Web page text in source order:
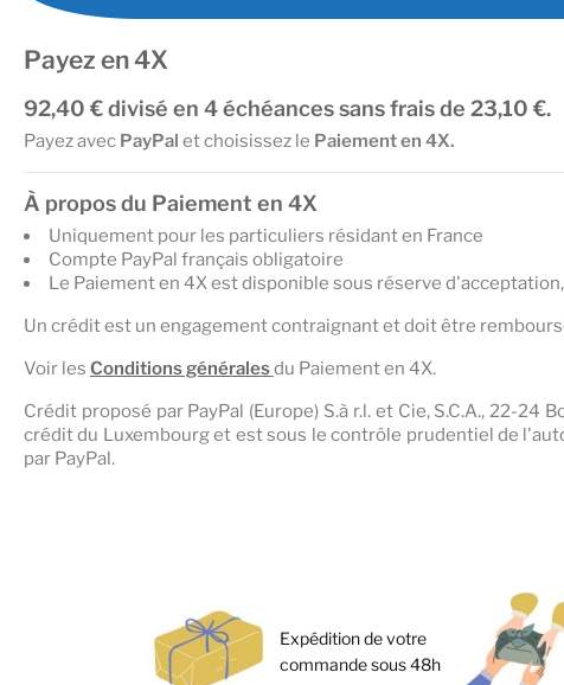
Payez en 4X
92,40 € divisé en 4 échéances sans frais de 23,10 €.
Payez avec PayPal et choisissez le Paiement en 4X.
À propos du Paiement en 4X
Uniquement pour les particuliers résidant en France
Compte PayPal français obligatoire
Le Paiement en 4X est disponible sous réserve
Un crédit est un engagement contraignant et doit être
Voir les Conditions généralesdu Paiement en 4X.
Crédit proposé par PayPal (Europe) S.à r.l. et Cie, S.C.A., 22-
crédit du Luxembourg et est sous le contrôle prudentiel de
par PayPal.
Expédition de votre
commande sous 48h